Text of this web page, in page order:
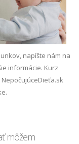
napíšte nám na
informácie. Kurz
môžem